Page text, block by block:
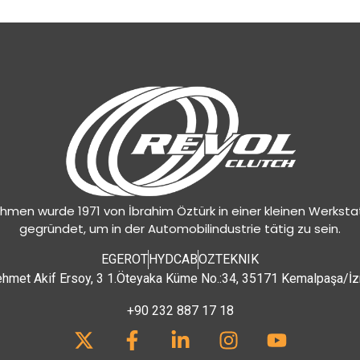
wurde 1971 von İbrahim Öztürk in einer kleinen
gegründet, um in der Automobilindustrie tätig zu sein.
EGEROTHYDCABOZTEKNIK
Akif Ersoy, 3 1.Öteyaka Küme No.:34, 35171 Kemalpaşa/
+90 232 887 17 18